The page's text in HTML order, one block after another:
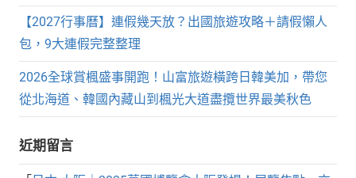
【2027行事曆】連假幾天放？出國旅遊攻略＋請假懶人
包，9大連假完整整理
2026全球賞楓盛事開跑！山富旅遊橫跨日韓美加，帶您
從北海道、韓國內藏山到楓光大道盡攬世界最美秋色
近期留言